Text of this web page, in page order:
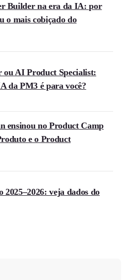
Builder na era da IA: por
o mais cobiçado do
AI Product Specialist:
da PM3 é para você?
ensinou no Product Camp
e o Product
2025–2026: veja dados do